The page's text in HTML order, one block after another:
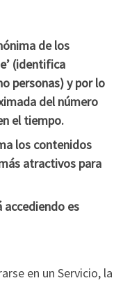
de los
(identifica
personas) y por lo
del número
el tiempo.
los contenidos
atractivos para
accediendo es
en un Servicio, la